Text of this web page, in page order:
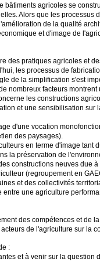
bâtiments agricoles se
Alors que les
de la qualité
et d'image de
des pratiques agricoles et
les processus de
de la simplification s'est
nombreux facteurs
les constructions
et une sensibilisation
d'une vocation
des paysages).
en terme d'image
la préservation de
constructions neuves due
(regroupement en
et des collectivités
entre une agriculture
des compétences et de
de l'agriculture sur la
:
et à venir sur la